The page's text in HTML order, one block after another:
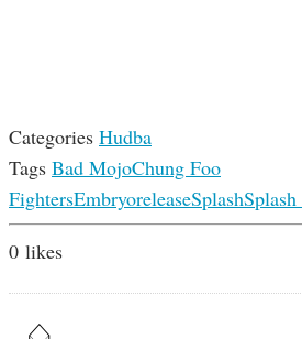
Categories Hudba
Tags Bad MojoChung Foo
FightersEmbryoreleaseSplash
0 likes